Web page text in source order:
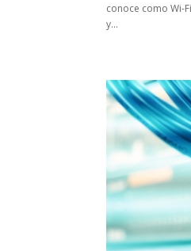
conoce como Wi-
y...